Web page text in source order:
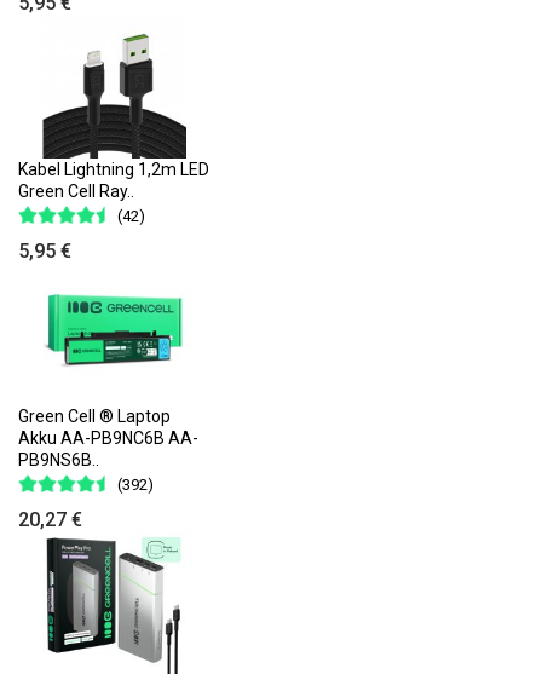
Kabel Lightning 1,2m LED
Green Cell Ray..
(42)
5,95 €
Green Cell ® Laptop
Akku AA-PB9NC6B AA-
PB9NS6B..
(392)
20,27 €